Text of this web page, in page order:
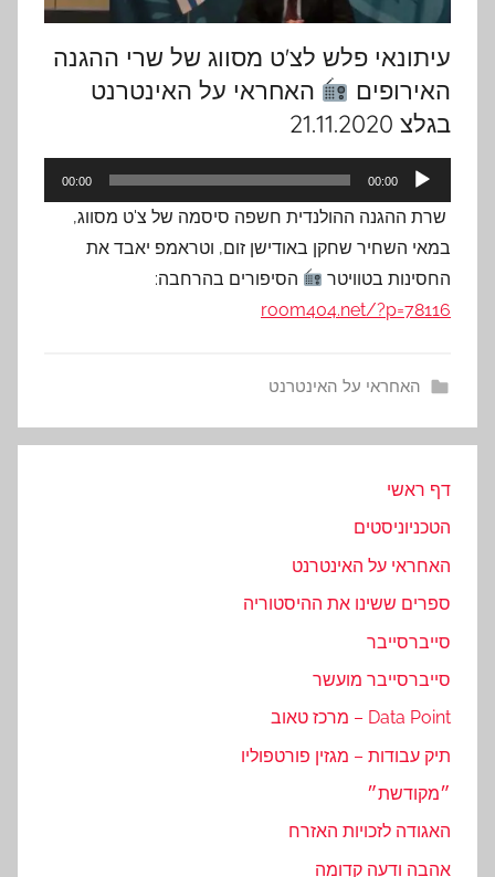
עיתונאי פלש לצ'ט מסווג של שרי ההגנה
האירופים
האחראי על האינטרנט
בגלצ 21.11.2020
אודיו
00:00
00:00
שרת ההגנה ההולנדית חשפה סיסמה של צ'ט מסווג,
במאי השחיר שחקן באודישן זום, וטראמפ יאבד את
החסינות בטוויטר
הסיפורים בהרחבה:
room404.net/?p=78116
האחראי על האינטרנט
דף ראשי
הטכניוניסטים
האחראי על האינטרנט
ספרים ששינו את ההיסטוריה
סייברסייבר
סייברסייבר מועשר
Data Point – מרכז טאוב
תיק עבודות – מגזין פורטפוליו
״מקודשת״
האגודה לזכויות האזרח
אהבה ודעה קדומה